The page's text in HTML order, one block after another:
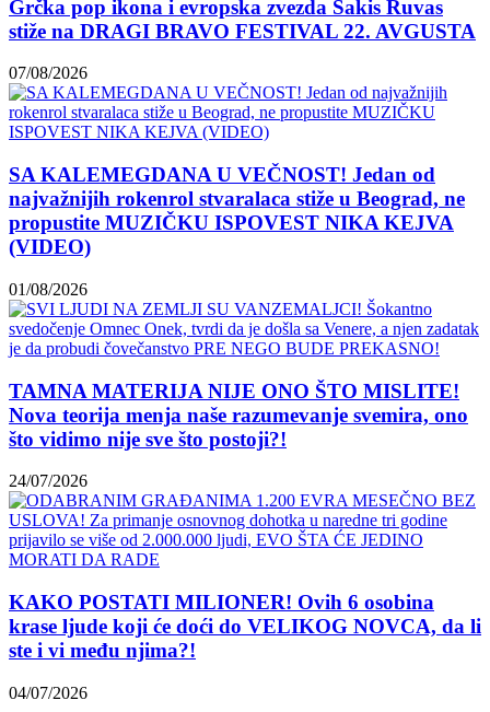
Grčka pop ikona i evropska zvezda Sakis Ruvas
stiže na DRAGI BRAVO FESTIVAL 22. AVGUSTA
07/08/2026
SA KALEMEGDANA U VEČNOST! Jedan od
najvažnijih rokenrol stvaralaca stiže u Beograd, ne
propustite MUZIČKU ISPOVEST NIKA KEJVA
(VIDEO)
01/08/2026
TAMNA MATERIJA NIJE ONO ŠTO MISLITE!
Nova teorija menja naše razumevanje svemira, ono
što vidimo nije sve što postoji?!
24/07/2026
KAKO POSTATI MILIONER! Ovih 6 osobina
krase ljude koji će doći do VELIKOG NOVCA, da li
ste i vi među njima?!
04/07/2026